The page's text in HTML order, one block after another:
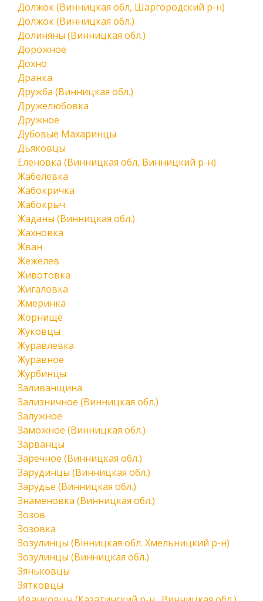
Должок (Винницкая обл, Шаргородский р-н)
Должок (Винницкая обл.)
Долиняны (Винницкая обл.)
Дорожное
Дохно
Дранка
Дружба (Винницкая обл.)
Дружелюбовка
Дружное
Дубовые Махаринцы
Дьяковцы
Еленовка (Винницкая обл, Винницкий р-н)
Жабелевка
Жабокричка
Жабокрыч
Жаданы (Винницкая обл.)
Жахновка
Жван
Жежелев
Животовка
Жигаловка
Жмеринка
Жорнище
Жуковцы
Журавлевка
Журавное
Журбинцы
Заливанщина
Зализничное (Винницкая обл.)
Залужное
Заможное (Винницкая обл.)
Зарванцы
Заречное (Винницкая обл.)
Зарудинцы (Винницкая обл.)
Зарудье (Винницкая обл.)
Знаменовка (Винницкая обл.)
Зозов
Зозовка
Зозулинцы (Вінницкая обл. Хмельницкий р-н)
Зозулинцы (Винницкая обл.)
Зяньковцы
Зятковцы